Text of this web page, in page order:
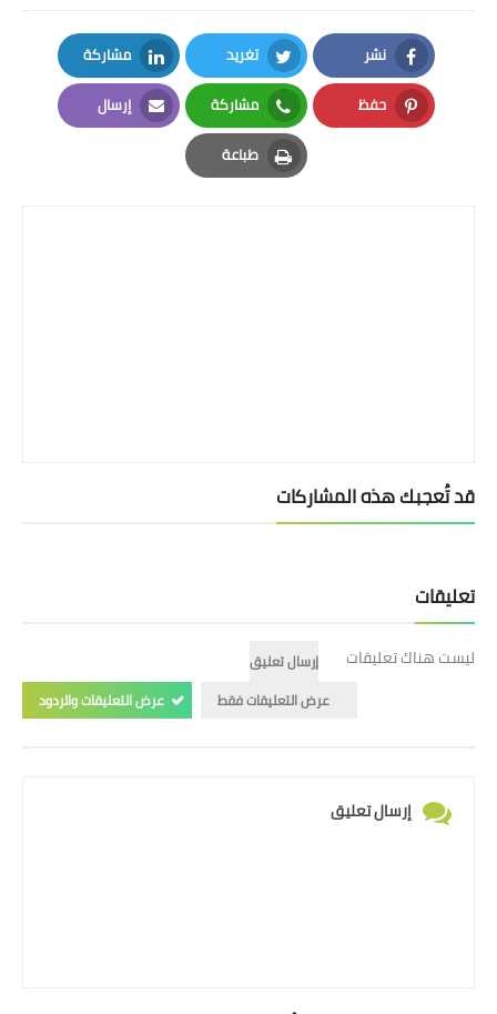
نشر
Facebook
تغريد
Twitter
مشاركة
LinkedIn
حفظ
Pinterest
مشاركة
Whatsapp
إرسال
Email
طباعة
Print
قد تُعجبك هذه المشاركات
تعليقات
ليست هناك تعليقات
إرسال تعليق
عرض التعليقات فقط
عرض التعليقات والردود
إرسال تعليق